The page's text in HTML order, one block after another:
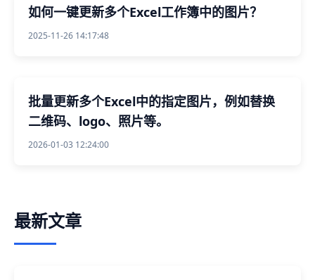
如何一键更新多个Excel工作簿中的图片？
2025-11-26 14:17:48
批量更新多个Excel中的指定图片，例如替换
二维码、logo、照片等。
2026-01-03 12:24:00
最新文章